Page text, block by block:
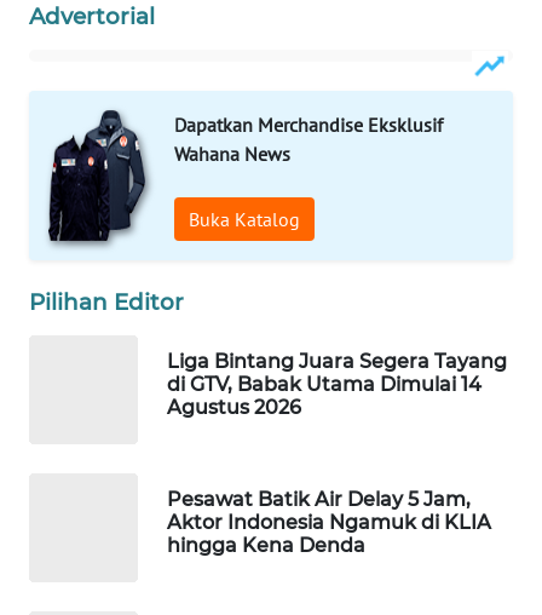
Advertorial
Dapatkan Merchandise Eksklusif
Wahana News
Buka Katalog
Pilihan Editor
Liga Bintang Juara Segera Tayang
di GTV, Babak Utama Dimulai 14
Agustus 2026
Pesawat Batik Air Delay 5 Jam,
Aktor Indonesia Ngamuk di KLIA
hingga Kena Denda
WAHANANEWS
SPORT
WAHANA
UMKM
SELEB